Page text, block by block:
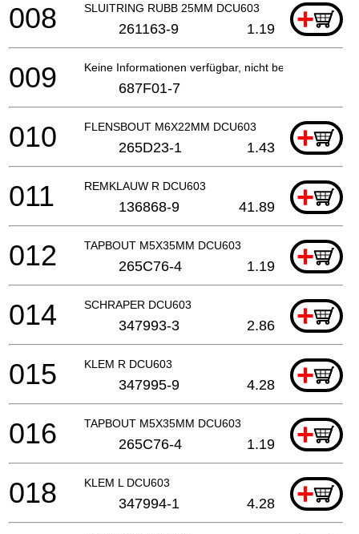
SLUITRING RUBB 25MM DCU603 +
008 261163-9 1.19
Keine Informationen verfügbar, nicht bestellbar
009 687F01-7
FLENSBOUT M6X22MM DCU603 +
010 265D23-1 1.43
REMKLAUW R DCU603 +
011 136868-9 41.89
TAPBOUT M5X35MM DCU603 +
012 265C76-4 1.19
SCHRAPER DCU603 +
014 347993-3 2.86
KLEM R DCU603 +
015 347995-9 4.28
TAPBOUT M5X35MM DCU603 +
016 265C76-4 1.19
KLEM L DCU603 +
018 347994-1 4.28